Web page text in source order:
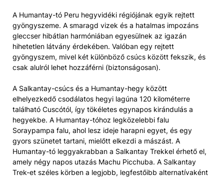
A Humantay-tó Peru hegyvidéki régiójának egyik rejtett
gyöngyszeme. A smaragd vizek és a hatalmas impozáns
gleccser hibátlan harmóniában egyesülnek az igazán
hihetetlen látvány érdekében. Valóban egy rejtett
gyöngyszem, mivel két különböző csúcs között fekszik, és
csak alulról lehet hozzáférni (biztonságosan).
A Salkantay-csúcs és a Humantay-hegy között
elhelyezkedő csodálatos hegyi lagúna 120 kilométerre
található Cuscótól, így tökéletes egynapos kirándulás a
hegyekbe. A Humantay-tóhoz legközelebbi falu
Soraypampa falu, ahol lesz ideje harapni egyet, és egy
gyors szünetet tartani, mielőtt elkezdi a mászást. A
Humantay-tó leggyakrabban a Salkantay Trekkel érhető el,
amely négy napos utazás Machu Picchuba. A Salkantay
Trek-et széles körben a legjobb, legfestőibb alternatívaként